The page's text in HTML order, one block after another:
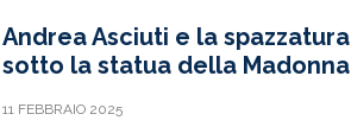
Andrea Asciuti e la spazzatura
sotto la statua della Madonna
11 FEBBRAIO 2025